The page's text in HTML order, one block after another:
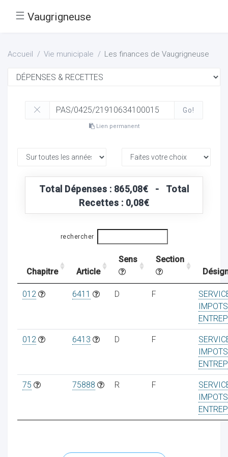
☰ Vaugrigneuse
Accueil Vie municipale Les finances de Vaugrigneuse
Go!
Lien permanent
Total Dépenses : 865,08€ - Total
Recettes : 0,08€
rechercher
Chapitre Article
Sens
Section
012 6411 D F
IMPOTS
012 6413 D F
IMPOTS
75 75888 R F
IMPOTS